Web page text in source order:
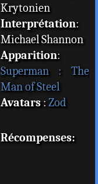
Krytonien
Interprétation:
Michael Shannon
Apparition:
Superman : The
Man of Steel
Avatars: Zod
Récompenses: